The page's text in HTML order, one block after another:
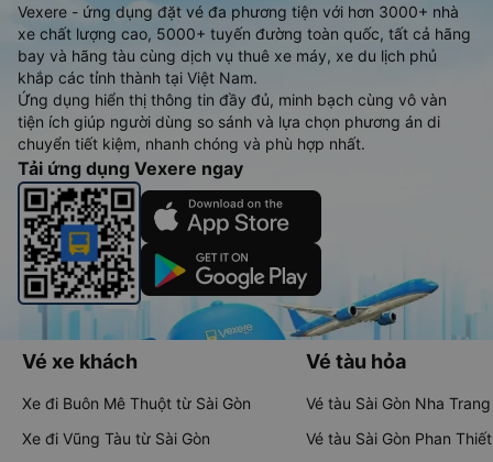
Vexere - ứng dụng đặt vé đa phương tiện với hơn 3000+ nhà
xe chất lượng cao, 5000+ tuyến đường toàn quốc, tất cả hãng
bay và hãng tàu cùng dịch vụ thuê xe máy, xe du lịch phủ
khắp các tỉnh thành tại Việt Nam.
Ứng dụng hiển thị thông tin đầy đủ, minh bạch cùng vô vàn
tiện ích giúp người dùng so sánh và lựa chọn phương án di
chuyển tiết kiệm, nhanh chóng và phù hợp nhất.
Tải ứng dụng Vexere ngay
Vé xe khách
Xe đi Buôn Mê Thuột từ Sài Gòn
Xe đi Vũng Tàu từ Sài Gòn
Vé tàu hỏa
Vé tàu Sài Gòn Nha Trang
Vé tàu Sài Gòn Phan Thiết